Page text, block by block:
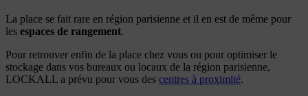
La place se fait rare en région parisienne et il en est de même pour
les espaces de rangement.
Pour retrouver enfin de la place chez vous ou pour optimiser le
stockage dans vos bureaux ou locaux de la région parisienne,
LOCKALL a prévu pour vous des centres à proximité.